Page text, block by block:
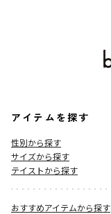
アイテムを探す
性別から探す
サイズから探す
テイストから探す
おすすめアイテムから探す